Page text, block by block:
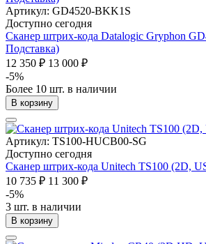
Артикул: GD4520-BKK1S
Доступно сегодня
Сканер штрих-кода Datalogic Gryphon
Подставка)
12 350 ₽ 13 000 ₽
-5%
Более 10 шт. в наличии
В корзину
Артикул: TS100-HUCB00-SG
Доступно сегодня
Сканер штрих-кода Unitech TS100 (2D,
10 735 ₽ 11 300 ₽
-5%
3 шт. в наличии
В корзину